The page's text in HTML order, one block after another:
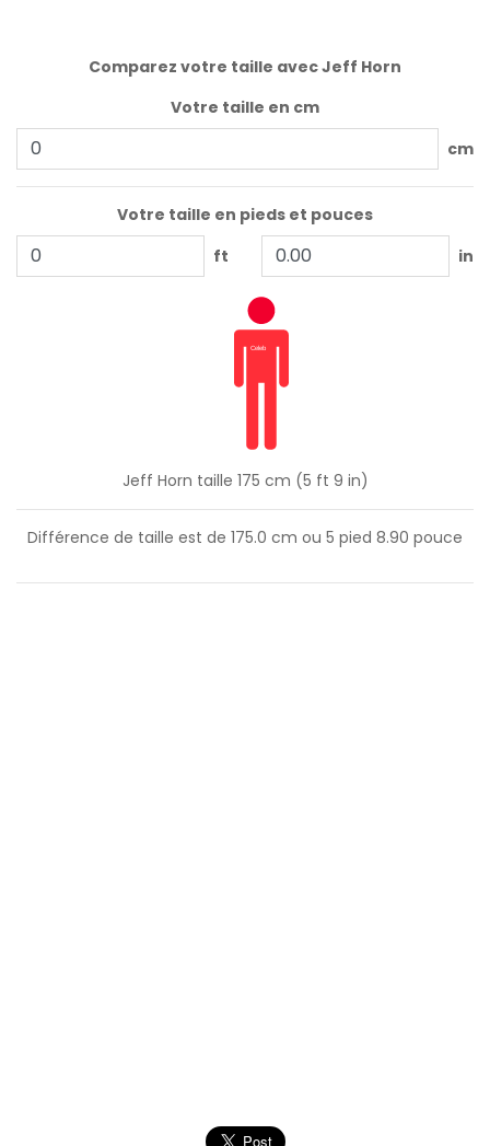
Comparez votre taille avec Jeff Horn
Votre taille en cm
cm
Votre taille en pieds et pouces
ft
in
Jeff Horn taille 175 cm (5 ft 9 in)
Différence de taille est de 175.0 cm ou 5 pied 8.90 pouce